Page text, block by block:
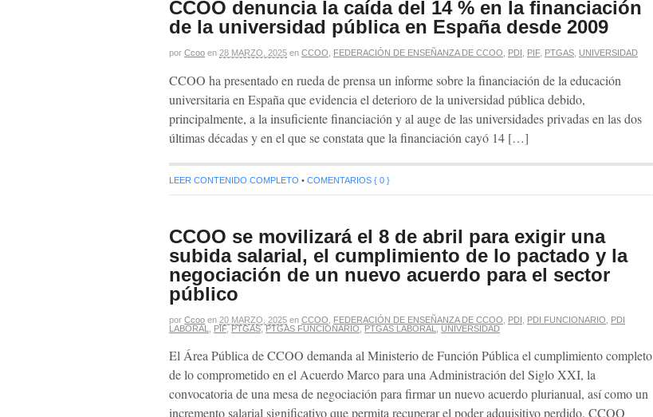
CCOO denuncia la caída del 14 % en la financiación
de la universidad pública en España desde 2009
por Ccoo en 28 MARZO, 2025 en CCOO FEDERACIÓN DE ENSEÑANZA DE CCOO PDI PIF, PTGAS UNIVERSIDAD
CCOO ha presentado en rueda de prensa un informe sobre la financiación de la educación
universitaria en España que evidencia el deterioro de la universidad pública debido,
principalmente, a la insuficiente financiación y al auge de las universidades privadas en las dos
últimas décadas y en el que se constata que la financiación cayó 14 […]
LEER CONTENIDO COMPLETO • COMENTARIOS { 0 }
CCOO se movilizará el 8 de abril para exigir una
subida salarial, el cumplimiento de lo pactado y la
negociación de un nuevo acuerdo para el sector
público
por Ccoo en 20 MARZO, 2025 en CCOO FEDERACIÓN DE ENSEÑANZA DE CCOO PDI PDI FUNCIONARIO
PDI
LABORAL
PIF,PTGAS,PTGAS FUNCIONARIO PTGAS LABORAL UNIVERSIDAD
El Área Pública de CCOO demanda al Ministerio de Función Pública el cumplimiento completo
de lo comprometido en el Acuerdo Marco para una Administración del Siglo XXI, la
convocatoria de una mesa de negociación para firmar un nuevo acuerdo plurianual, así como un
incremento salarial significativo que permita recuperar el poder adquisitivo perdido. CCOO